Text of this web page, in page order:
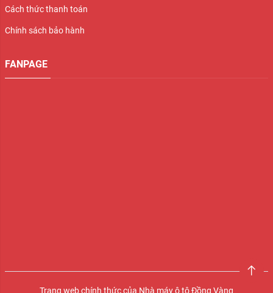
Cách thức thanh toán
Chính sách bảo hành
FANPAGE
Trang web chính thức của Nhà máy ô tô Đồng Vàng